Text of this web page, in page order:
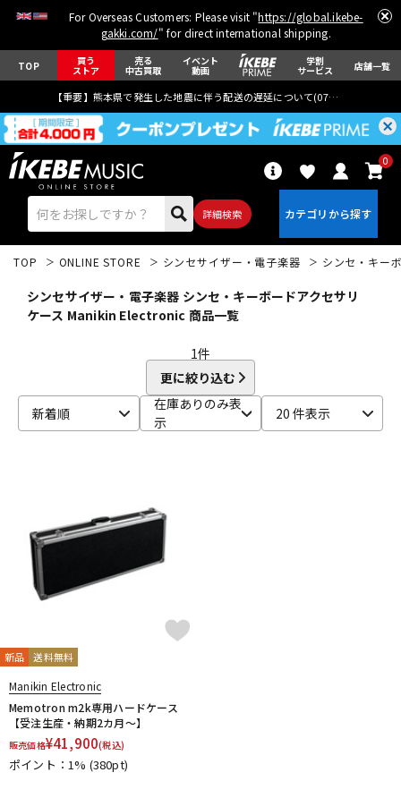
For Overseas Customers: Please visit "https://global.ikebe-
gakki.com/" for direct international shipping.
TOP 買う
ストア
売る
中古買取
イベント
動画
学割
サービス 店舗一覧
【重要】熊本県で発生した地震に伴う配送の遅延について(07月29日
詳細検索
0
ベース ウクレレ
アンプ
DJ機器
TOP ONLINE STORE シンセサイザー・電子楽器 シンセ・キー
シンセサイザー・電子楽器 シンセ・キーボードアクセサリ
ケース Manikin Electronic 商品一覧
1件
更に絞り込む
新着順
在庫ありのみ表
示
20 件表示
新品 送料無料
Manikin Electronic
Memotron m2k専用ハードケース
【受注生産・納期2カ月～】
販売価格¥41,900(税込)
ポイント：1% (380pt)